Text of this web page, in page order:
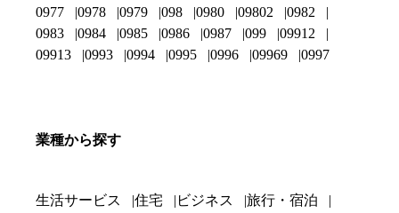
0977
0978 0979 098 0980 09802
0982
0983
0984 0985 0986 0987 099
09912
09913
0993 0994 0995 0996 09969 0997
業種から探す
生活サービス 住宅 ビジネス
旅行・宿泊